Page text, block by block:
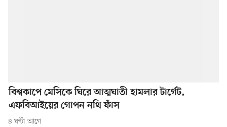
বিশ্বকাপে মেসিকে ঘিরে আত্মঘাতী হামলার টার্গেট,
এফবিআইয়ের গোপন নথি ফাঁস
৪ ঘণ্টা আগে